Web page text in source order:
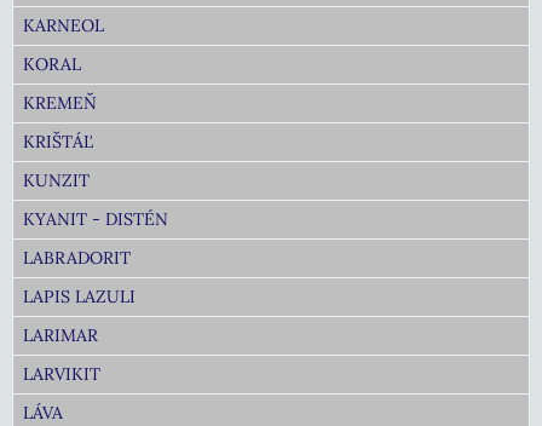
KARNEOL
KORAL
KREMEŇ
KRIŠTÁĽ
KUNZIT
KYANIT - DISTÉN
LABRADORIT
LAPIS LAZULI
LARIMAR
LARVIKIT
LÁVA